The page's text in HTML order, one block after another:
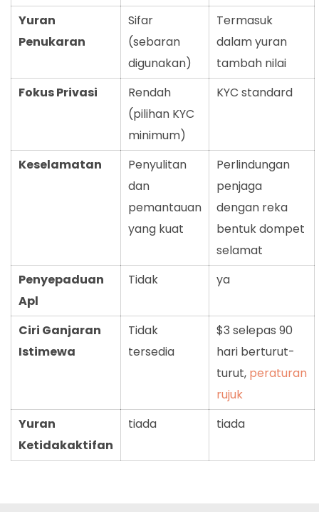
Yuran
Penukaran
Sifar
(sebaran
digunakan)
Termasuk
dalam yuran
tambah nilai
Fokus Privasi
Rendah
(pilihan KYC
minimum)
KYC standard
Keselamatan
Penyulitan
dan
pemantauan
yang kuat
Perlindungan
penjaga
dengan reka
bentuk dompet
selamat
Penyepaduan
Apl
Tidak ya
Ciri Ganjaran
Istimewa
Tidak
tersedia
$3 selepas 90
hari berturut-
turut, peraturan
rujuk
Yuran
Ketidakaktifan
tiada tiada